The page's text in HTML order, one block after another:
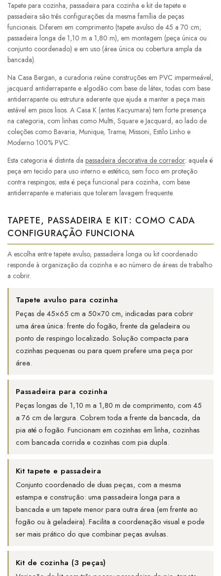
Tapete para cozinha, passadeira para cozinha e kit de tapete e
passadeira são três configurações da mesma família de peças
funcionais. Diferem em comprimento (tapete avulso de 45 a 70 cm;
passadeira longa de 1,10 m a 1,80 m), em montagem (peça única ou
conjunto coordenado) e em uso (área única ou cobertura ampla da
bancada).
Na Casa Bergan, a curadoria reúne construções em PVC impermeável,
jacquard antiderrapante e algodão com base de látex, todas com base
antiderrapante ou estrutura aderente que ajuda a manter a peça mais
estável em pisos lisos. A Casa K (antes Kacyumara) tem forte presença
na categoria, com linhas como Multti, Square e Jacquard, ao lado de
coleções como Bavaria, Munique, Trame, Missoni, Estilo Linho e
Moderno 100% PVC.
Esta categoria é distinta da passadeira decorativa de corredor: aquela é
peça em tecido para uso interno e estético, sem foco em proteção
contra respingos; esta é peça funcional para cozinha, com base
antiderrapante e materiais que toleram lavagem frequente.
TAPETE, PASSADEIRA E KIT: COMO CADA
CONFIGURAÇÃO FUNCIONA
A escolha entre tapete avulso, passadeira longa ou kit coordenado
responde à organização da cozinha e ao número de áreas de trabalho
a cobrir.
Tapete avulso para cozinha
Peças de 45×65 cm a 50×70 cm, indicadas para cobrir
uma área única: frente do fogão, frente da geladeira ou
ponto de respingo localizado. Solução compacta para
cozinhas pequenas ou para quem prefere uma peça por
área.
Passadeira para cozinha
Peças longas de 1,10 m a 1,80 m de comprimento, com 45
a 76 cm de largura. Cobrem toda a frente da bancada, da
pia até o fogão. Funcionam em cozinhas em linha, cozinhas
com bancada corrida e cozinhas com pia dupla.
Kit tapete e passadeira
Conjunto coordenado de duas peças, com a mesma
estampa e construção: uma passadeira longa para a
bancada e um tapete menor para outra área (em frente ao
fogão ou à geladeira). Facilita a coordenação visual e pode
ser mais prático do que combinar peças avulsas.
Kit de cozinha (3 peças)